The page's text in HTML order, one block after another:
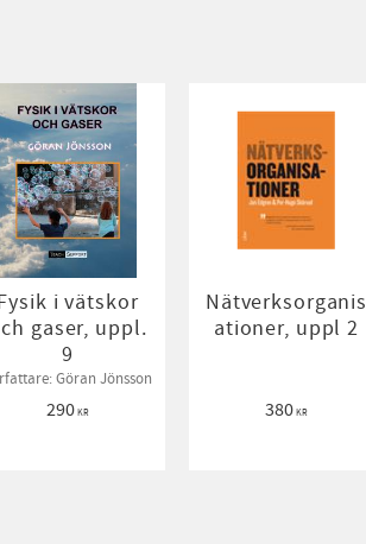
i vätskor
gaser, uppl.
9
Göran Jönsson
290KR
Nätverksorganis
ationer, uppl 2
380KR